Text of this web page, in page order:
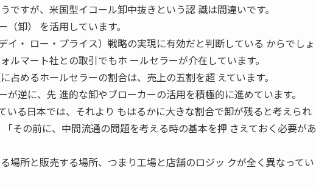
ですが、米国型イコール卸中抜きという認 識は間違いです。
卸） を活用しています。
イ・ ロー・プライス）戦略の実現に有効だと判断している からでしょ
ルマート社との取引でもホ ールセラーが介在しています。
占めるホールセラーの割合は、売上の五割を超 えています。
が逆に、先 進的な卸やブローカーの活用を積極的に進めています。
いる日本では、それより もはるかに大きな割合で卸が残ると考えられ
「その前に、中間流通の問題を考える時の基本を押 さえておく必要があ
場所と販売する場所、つまり工場と店舗のロジッ クが全く異なってい